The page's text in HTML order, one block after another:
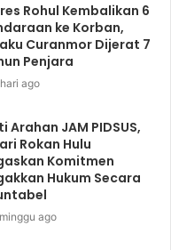
Rohul Kembalikan 6
ke Korban,
Curanmor Dijerat 7
Penjara
ago
Arahan JAM PIDSUS,
Rokan Hulu
Komitmen
Hukum Secara
ago